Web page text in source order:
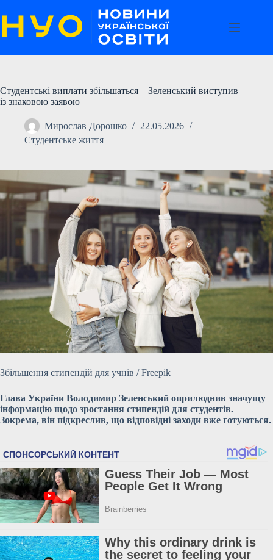
до
вмісту
Студентські виплати збільшаться – Зеленський виступив
із знаковою заявою
Мирослав Дорошко
22.05.2026
Студентське життя
Збільшення стипендій для учнів / Freepik
Глава України Володимир Зеленський оприлюднив значущу
інформацію щодо зростання стипендій для студентів.
Зокрема, він підкреслив, що відповідні заходи вже готуються.